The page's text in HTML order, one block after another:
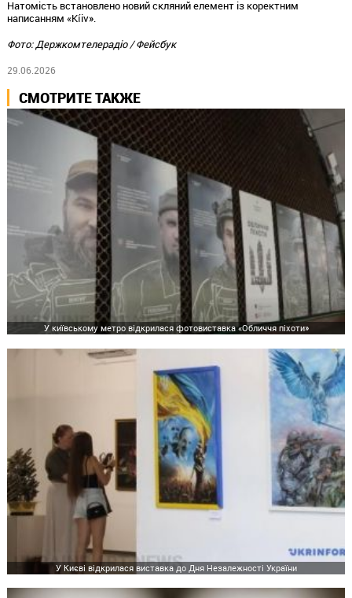
Натомість встановлено новий скляний елемент із коректним
написанням «Kíiv».
Фото: Держкомтелерадіо / Фейсбук
29.06.2026
СМОТРИТЕ ТАКЖЕ
У київському метро відкрилася фотовиставка «Обличчя піхоти»
У Києві відкрилася виставка до Дня Незалежності України